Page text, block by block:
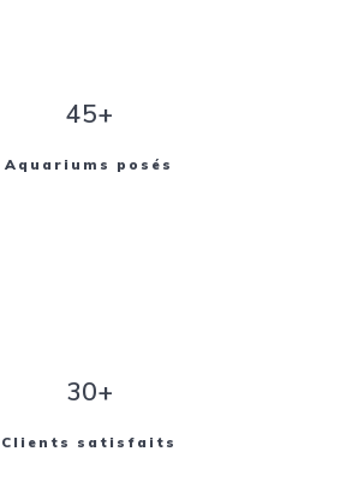
45+
Aquariums posés
30+
Clients satisfaits